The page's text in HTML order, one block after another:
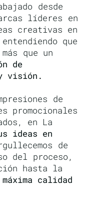
desde
líderes en
creativas en
que
que un
de
visión.
de
promocionales
en La
ideas en
de
del proceso,
hasta la
calidad